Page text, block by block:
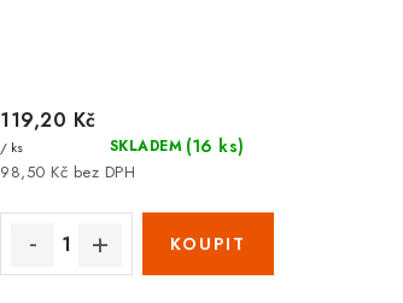
SKLADEM (16 ks)
98,50 Kč bez DPH
119,20 Kč
/ ks